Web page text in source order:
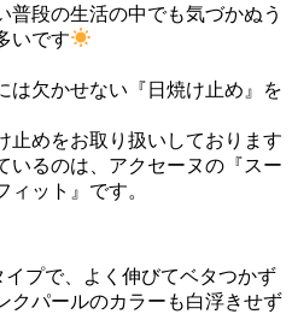
普段の生活の中でも気づかぬう
いです
は欠かせない『日焼け止め』を
止めをお取り扱いしております
いるのは、アクセーヌの『スー
ット』です。
イプで、よく伸びてベタつかず
クパールのカラーも白浮きせず